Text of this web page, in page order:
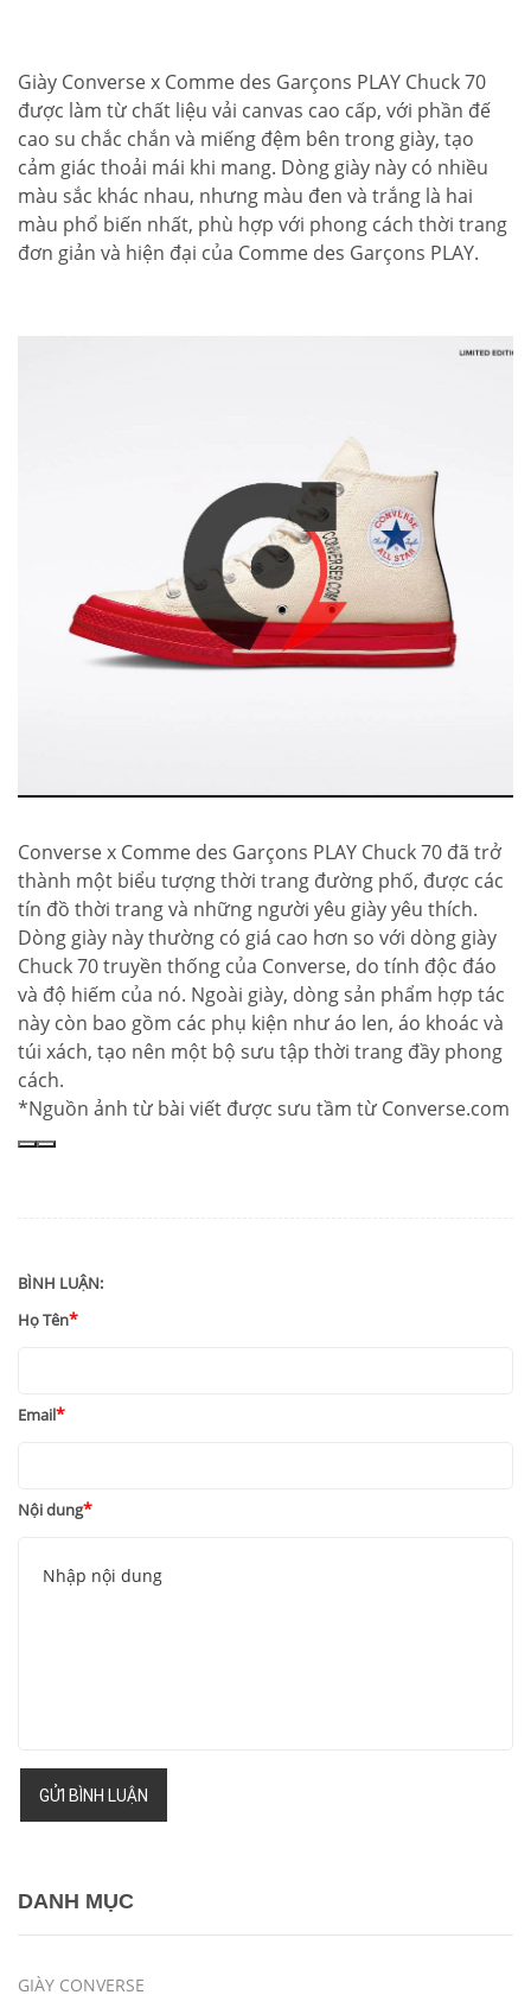
DANH MỤC
GIÀY CONVERSE
Giày Converse x Comme des Garçons PLAY Chuck 70
được làm từ chất liệu vải canvas cao cấp, với phần đế
cao su chắc chắn và miếng đệm bên trong giày, tạo
cảm giác thoải mái khi mang. Dòng giày này có nhiều
màu sắc khác nhau, nhưng màu đen và trắng là hai
màu phổ biến nhất, phù hợp với phong cách thời trang
đơn giản và hiện đại của Comme des Garçons PLAY.
Converse x Comme des Garçons PLAY Chuck 70 đã trở
thành một biểu tượng thời trang đường phố, được các
tín đồ thời trang và những người yêu giày yêu thích.
Dòng giày này thường có giá cao hơn so với dòng giày
Chuck 70 truyền thống của Converse, do tính độc đáo
và độ hiếm của nó. Ngoài giày, dòng sản phẩm hợp tác
này còn bao gồm các phụ kiện như áo len, áo khoác và
túi xách, tạo nên một bộ sưu tập thời trang đầy phong
cách.
*Nguồn ảnh từ bài viết được sưu tầm từ Converse.com
BÌNH LUẬN:
Họ Tên
Email
Nội dung
GỬI BÌNH LUẬN